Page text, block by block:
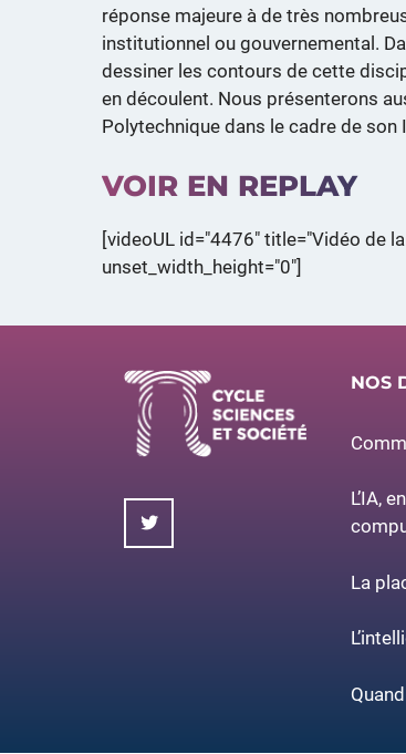
réponse majeure à de très
institutionnel ou gouvernemental.
dessiner les contours de cette
en découlent. Nous présenterons
Polytechnique dans le cadre de son
VOIR EN REPLAY
[videoUL id="4476" title="Vidéo de
unset_width_height="0"]
NOS
L’IA,
La